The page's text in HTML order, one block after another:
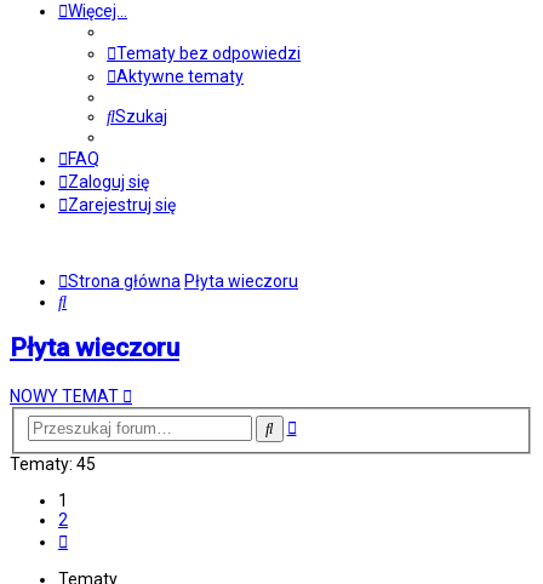
Więcej…
Tematy bez odpowiedzi
Aktywne tematy
Szukaj
FAQ
Zaloguj się
Zarejestruj się
Strona główna Płyta wieczoru
Szukaj
Płyta wieczoru
NOWY TEMAT
SzukajWyszukiwanie
Tematy: 45
1
2
Tematy